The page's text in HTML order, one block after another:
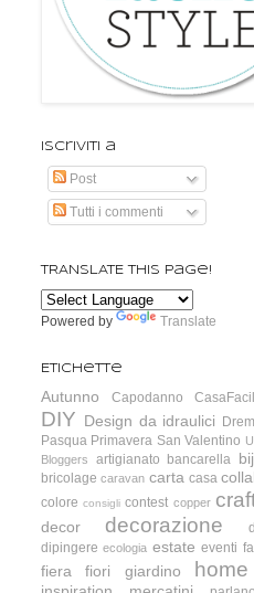
Iscriviti a
Post
Tutti i commenti
TRANSLATE this page!
Powered by Translate
Etichette
Autunno Capodanno
DIY Design da idraulici
Pasqua Primavera San Valentino
Bloggers
artigianato bancarella
bricolage caravan carta casa
colore consigli contest copper
decor decorazione
dipingere ecologia estate eventi
fiera fiori giardino